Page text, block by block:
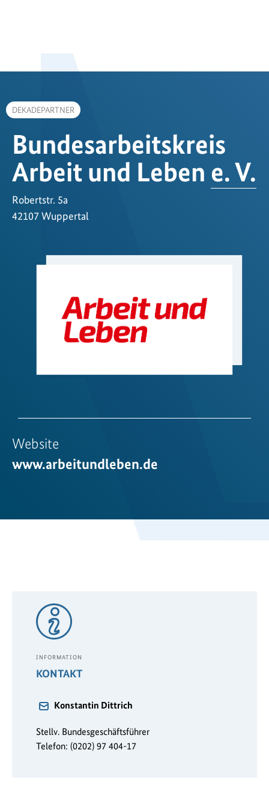
Bundesarbeitskreis
Arbeit und Leben e. V.
Robertstr. 5a
42107 Wuppertal
DEKADEPARTNER
Website
www.arbeitundleben.de
INFORMATION
KONTAKT
Konstantin Dittrich
Stellv. Bundesgeschäftsführer
Telefon: (0202) 97 404-17